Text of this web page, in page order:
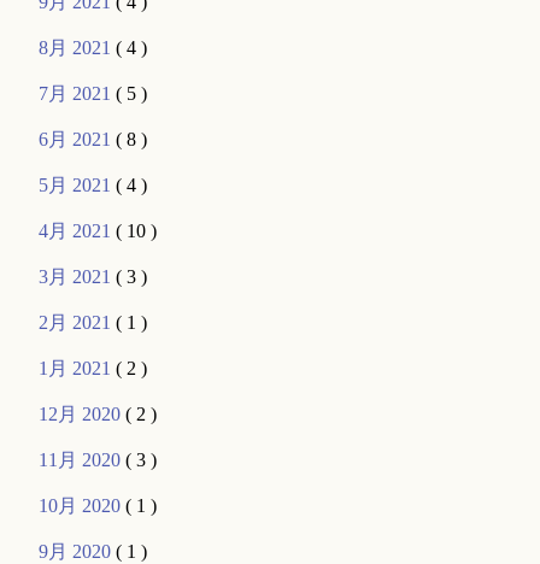
8月 2021( 4 )
7月 2021( 5 )
6月 2021( 8 )
5月 2021( 4 )
4月 2021( 10 )
3月 2021( 3 )
2月 2021( 1 )
1月 2021( 2 )
12月 2020( 2 )
11月 2020( 3 )
10月 2020( 1 )
9月 2020( 1 )